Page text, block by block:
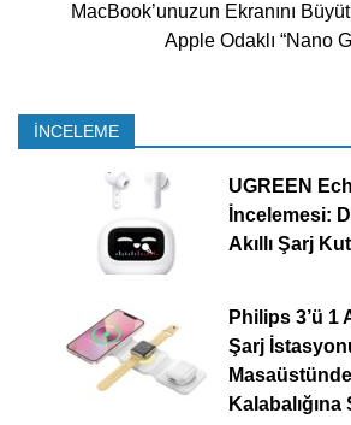
MacBook’unuzun Ekranını
Apple Odaklı “Nano
İNCELEME
UGREEN
İncelemesi:
Akıllı Şarj
Philips 3’ü 1
Şarj
Kalabalığına